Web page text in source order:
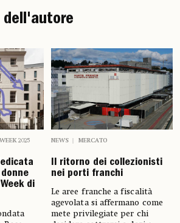
2025
di
NEWS MERCATO
Il ritorno dei collezionisti
nei porti franchi
Le aree franche a fiscalità
agevolata si affermano come
mete privilegiate per chi